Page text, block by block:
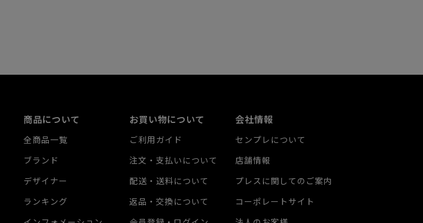
商品について
全商品一覧
ブランド
デザイナー
ランキング
お買い物について
ご利用ガイド
注文・支払いについて
配送・送料について
返品・交換について
会社情報
センプレについて
店舗情報
プレスに関してのご案内
コーポレートサイト